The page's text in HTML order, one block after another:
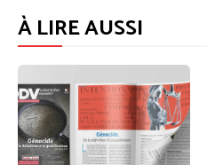
À LIRE AUSSI